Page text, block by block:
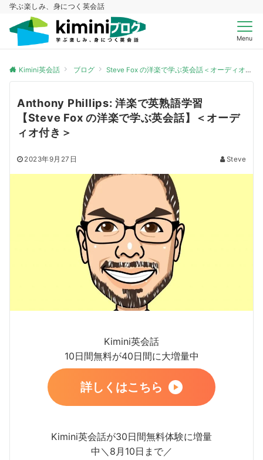
学ぶ楽しみ、身につく英会話
Menu
Kimini英会話 ブログ Steve Fox の洋楽で学ぶ英会話＜オーディオ付き＞
Anthony Phillips: 洋楽で英熟語学習
【Steve Fox の洋楽で学ぶ英会話】＜オーデ
ィオ付き＞
2023年9月27日 Steve
Kimini英会話
10日間無料が40日間に大増量中
詳しくはこちら
Kimini英会話が30日間無料体験に増量
中＼8月10日まで／